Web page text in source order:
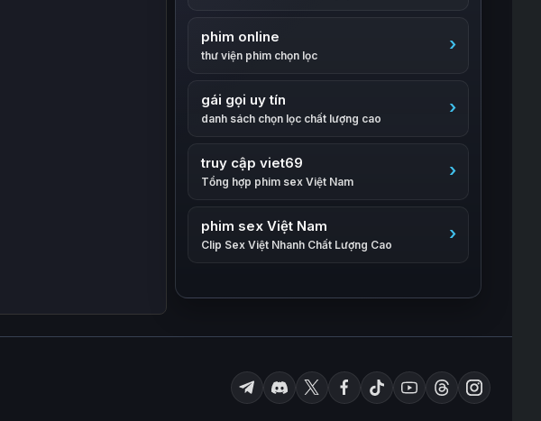
phim online
thư viện phim chọn lọc
gái gọi uy tín
danh sách chọn lọc chất lượng cao
truy cập viet69
Tổng hợp phim sex Việt Nam
phim sex Việt Nam
Clip Sex Việt Nhanh Chất Lượng Cao